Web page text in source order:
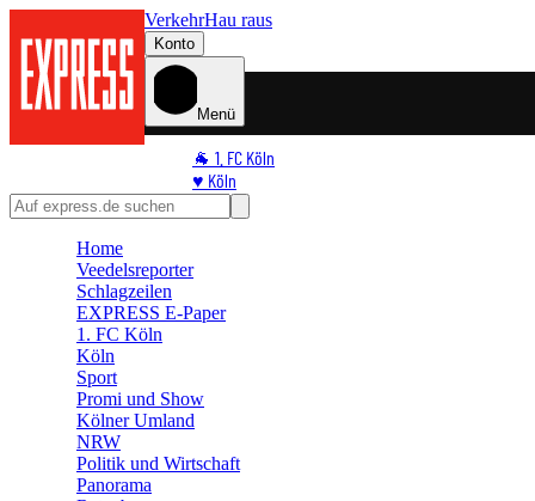
VerkehrHau raus
Konto
Menü
🐐 1. FC Köln
♥️ Köln
⭐ Promi
🛒 Shoppingwelt
Home
Veedelsreporter
Schlagzeilen
EXPRESS E-Paper
1. FC Köln
Köln
Sport
Promi und Show
Kölner Umland
NRW
Politik und Wirtschaft
Panorama